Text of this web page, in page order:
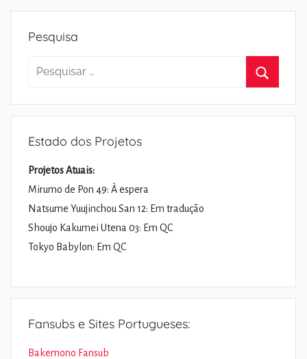
Pesquisa
Pesquisar
Estado dos Projetos
Projetos Atuais:
Mirumo de Pon 49: À espera
Natsume Yuujinchou San 12: Em tradução
Shoujo Kakumei Utena 03: Em QC
Tokyo Babylon: Em QC
Fansubs e Sites Portugueses:
Bakemono Fansub